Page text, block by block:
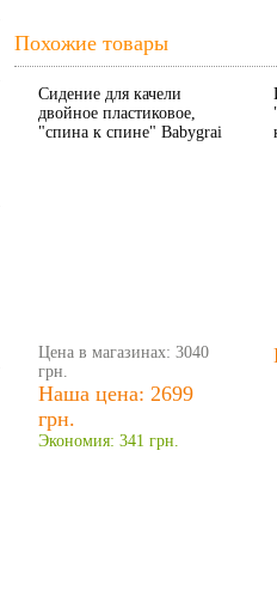
Похожие товары
Сидение для качели
двойное пластиковое,
"спина к спине" Babygrai
Цена в магазинах: 3040
грн.
Наша цена: 2699
грн.
Экономия: 341 грн.